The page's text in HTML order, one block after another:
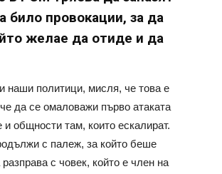
било провокации, за да
желае да отиде и да
наши политици, мисля, че това е
да се омаловажи първо атаката
общности там, които ескалират.
с палеж, за който беше
с човек, който е член на